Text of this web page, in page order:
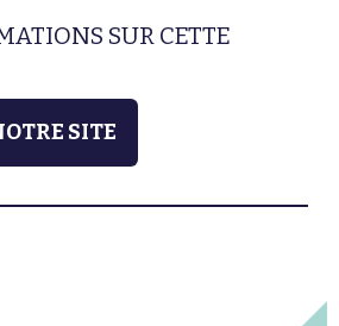
SUR CETTE
SITE